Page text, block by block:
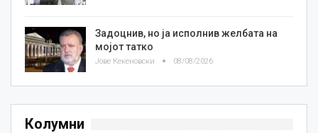
Задоцнив, но ја исполнив желбата на
мојот татко
Јове Кекеновски 08/08/2026
Колумни